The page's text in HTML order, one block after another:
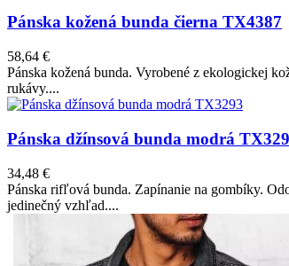
Pánska kožená bunda čierna TX4387
58,64 €
Pánska kožená bunda. Vyrobené z ekologickej
rukávy....
Pánska džínsová bunda modrá
34,48 €
Pánska rifľová bunda. Zapínanie na gombíky.
jedinečný vzhľad....